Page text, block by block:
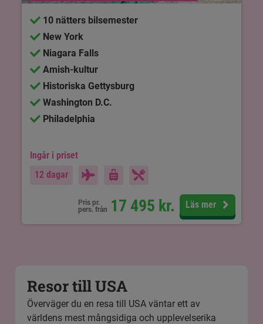
10 nätters bilsemester
New York
Niagara Falls
Amish-kultur
Historiska Gettysburg
Washington D.C.
Philadelphia
Ingår i priset
12 dagar
Pris pr.
pers. från 17 495 kr. Läs mer
Resor till USA
Överväger du en resa till USA väntar ett av
världens mest mångsidiga och upplevelserika